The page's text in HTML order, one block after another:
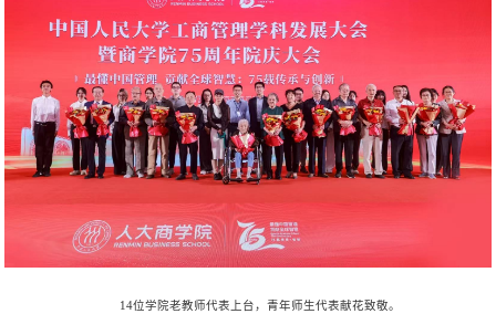
14位学院老教师代表上台，青年师生代表献花致敬。